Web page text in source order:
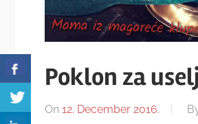
Poklon za
On 12. December 2016.